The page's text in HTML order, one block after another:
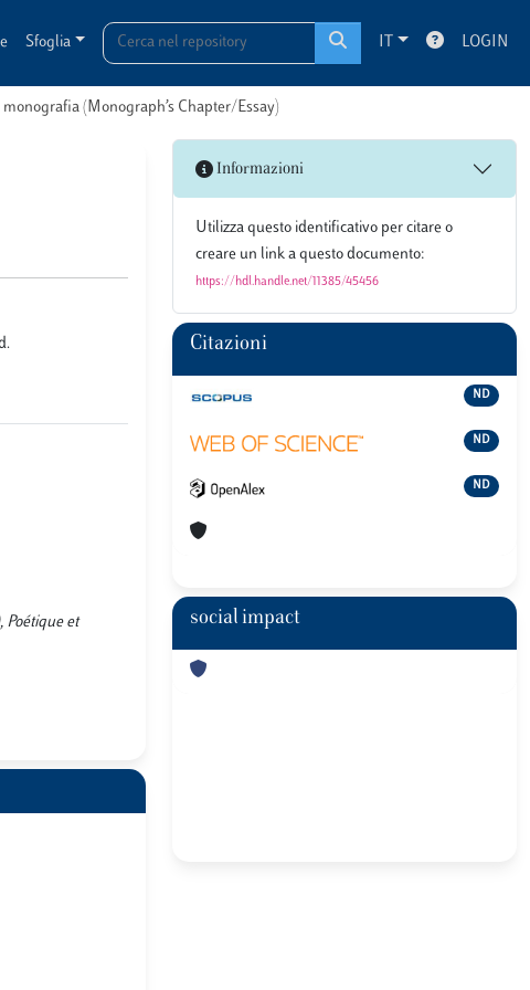
Sfoglia IT LOGIN
monografia (Monograph’s Chapter/Essay)
Poétique et
Informazioni
Utilizza questo identificativo per citare o
creare un link a questo documento:
https://hdl.handle.net/11385/45456
Citazioni
ND
ND
ND
social impact